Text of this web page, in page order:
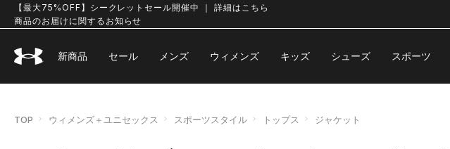
【最大75%OFF】シークレットセール開催中 ｜ 詳細はこちら
商品のお届けに関するお知らせ
新商品 セール メンズ ウィメンズ キッズ シューズ スポーツ
TOP ウィメンズ＋ユニセックス スポーツスタイル トップス ジャケット